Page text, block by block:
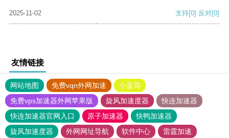
2025-11-02 支持[0] 反对[0]
友情链接
网站地图 免费vqn外网加速
小蓝鸟
免费vps加速器外网苹果版
旋风加速度器
快连加速器
快连加速器官网入口
原子加速器
快鸭加速器
旋风加速度器
外网网址导航 软件中心
雷霆加速